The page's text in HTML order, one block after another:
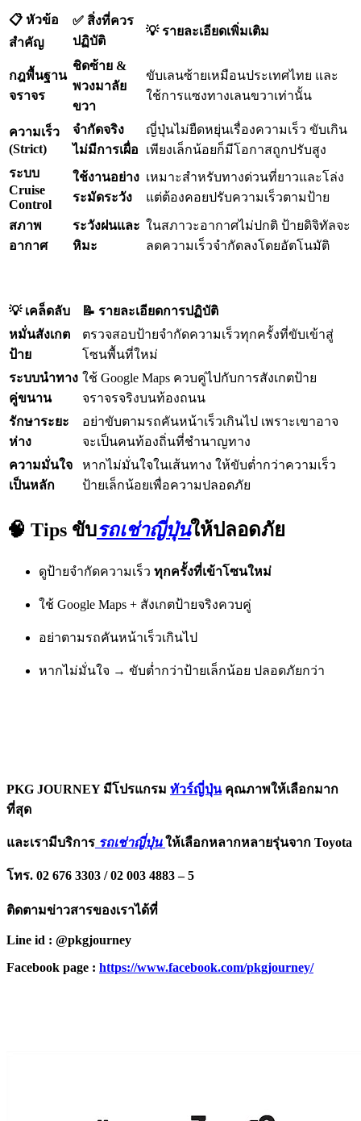
📋 หัวข้อ
สำคัญ
✅ สิ่งที่ควร
ปฏิบัติ
💡 รายละเอียดเพิ่มเติม
กฎพื้นฐาน
จราจร
ชิดซ้าย &
พวงมาลัย
ขวา
ขับเลนซ้ายเหมือนประเทศไทย และ
ใช้การแซงทางเลนขวาเท่านั้น
ความเร็ว
(Strict)
จำกัดจริง
ไม่มีการเผื่อ
ญี่ปุ่นไม่ยืดหยุ่นเรื่องความเร็ว ขับเกิน
เพียงเล็กน้อยก็มีโอกาสถูกปรับสูง
ระบบ
Cruise
Control
ใช้งานอย่าง
ระมัดระวัง
เหมาะสำหรับทางด่วนที่ยาวและโล่ง
แต่ต้องคอยปรับความเร็วตามป้าย
สภาพ
อากาศ
ระวังฝนและ
หิมะ
ในสภาวะอากาศไม่ปกติ ป้ายดิจิทัลจะ
ลดความเร็วจำกัดลงโดยอัตโนมัติ
💡 เคล็ดลับ
📝 รายละเอียดการปฏิบัติ
หมั่นสังเกต
ป้าย
ตรวจสอบป้ายจำกัดความเร็วทุกครั้งที่ขับเข้าสู่
โซนพื้นที่ใหม่
ระบบนำทาง
คู่ขนาน
ใช้ Google Maps ควบคู่ไปกับการสังเกตป้าย
จราจรจริงบนท้องถนน
รักษาระยะ
ห่าง
อย่าขับตามรถคันหน้าเร็วเกินไป เพราะเขาอาจ
จะเป็นคนท้องถิ่นที่ชำนาญทาง
ความมั่นใจ
เป็นหลัก
หากไม่มั่นใจในเส้นทาง ให้ขับต่ำกว่าความเร็ว
ป้ายเล็กน้อยเพื่อความปลอดภัย
🧠 Tips ขับรถเช่าญี่ปุ่นให้ปลอดภัย
ดูป้ายจำกัดความเร็ว ทุกครั้งที่เข้าโซนใหม่
ใช้ Google Maps + สังเกตป้ายจริงควบคู่
อย่าตามรถคันหน้าเร็วเกินไป
หากไม่มั่นใจ → ขับต่ำกว่าป้ายเล็กน้อย ปลอดภัยกว่า
PKG JOURNEY มีโปรแกรม ทัวร์ญี่ปุ่นคุณภาพให้เลือกมาก
ที่สุด
และเรามีบริการ รถเช่าญี่ปุ่น ให้เลือกหลากหลายรุ่นจาก Toyota
โทร. 02 676 3303 / 02 003 4883 – 5
ติดตามข่าวสารของเราได้ที่
Line id : @pkgjourney
Facebook page : https://www.facebook.com/pkgjourney/